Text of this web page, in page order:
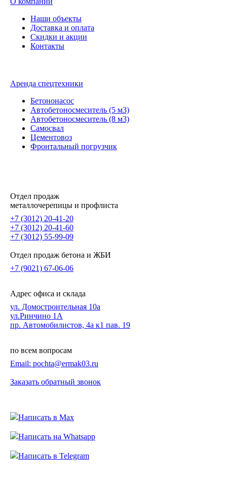
Наши объекты
Доставка и оплата
Скидки и акции
Контакты
Аренда спецтехники
Бетононасос
Автобетоносмеситель (5 м3)
Автобетоносмеситель (8 м3)
Самосвал
Цементовоз
Фронтальный погрузчик
Отдел продаж
металлочерепицы и профлиста
+7 (3012) 20-41-20
+7 (3012) 20-41-60
+7 (3012) 55-99-09
Отдел продаж бетона и ЖБИ
+7 (9021) 67-06-06
Адрес офиса и склада
ул. Домостроительная 10а
ул.Ринчино 1А
пр. Автомобилистов, 4а к1 пав. 19
по всем вопросам
Email: pochta@ermak03.ru
Заказать обратный звонок
Написать в Max
Написать на Whatsapp
Написать в Telegram